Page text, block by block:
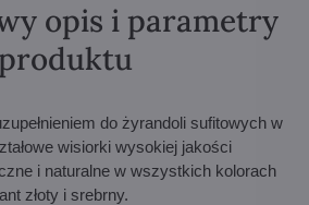
opis i parametry
produktu
do żyrandoli sufitowych w
wisiorki wysokiej jakości
i naturalne w wszystkich kolorach
złoty i srebrny.